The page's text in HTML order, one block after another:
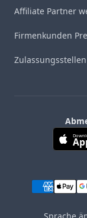
Affiliate Partner
Firmenkunden
Zulassungsstellen